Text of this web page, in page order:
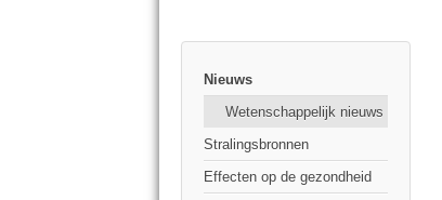
Nieuws
Wetenschappelijk nieuws
Stralingsbronnen
Effecten op de gezondheid